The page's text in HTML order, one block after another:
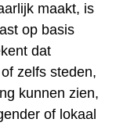
maakt, is
op basis
dat
zelfs steden,
kunnen zien,
of lokaal